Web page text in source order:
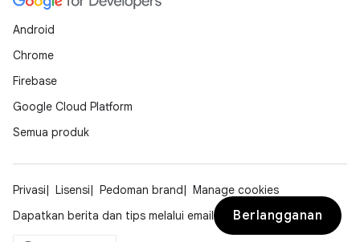
Android
Chrome
Firebase
Google Cloud Platform
Semua produk
Privasi Lisensi Pedoman brand
Manage cookies
Dapatkan berita dan tips melalui email
Berlangganan